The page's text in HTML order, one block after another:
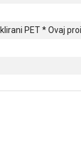
PET * Ovaj